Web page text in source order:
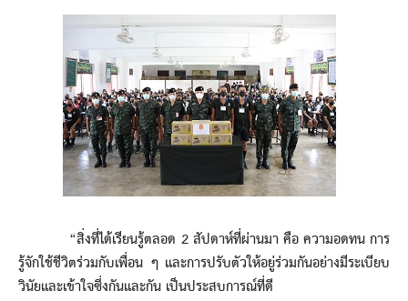
“สิ่งที่ได้เรียนรู้ตลอด 2 สัปดาห์ที่ผ่านมา คือ ความอดทน การ
รู้จักใช้ชีวิตร่วมกับเพื่อน ๆ และการปรับตัวให้อยู่ร่วมกันอย่างมีระเบียบ
วินัยและเข้าใจซึ่งกันและกัน เป็นประสบการณ์ที่ดี